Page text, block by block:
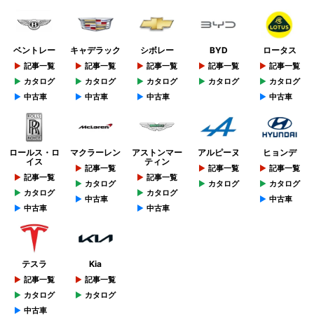
ベントレー
記事一覧
カタログ
中古車
キャデラック
記事一覧
カタログ
中古車
シボレー
記事一覧
カタログ
中古車
BYD
記事一覧
カタログ
ロータス
記事一覧
カタログ
中古車
ロールス・ロ
イス
記事一覧
カタログ
中古車
マクラーレン
記事一覧
カタログ
中古車
アストンマー
ティン
記事一覧
カタログ
中古車
アルピーヌ
記事一覧
カタログ
ヒョンデ
記事一覧
カタログ
中古車
テスラ
記事一覧
カタログ
中古車
Kia
記事一覧
カタログ